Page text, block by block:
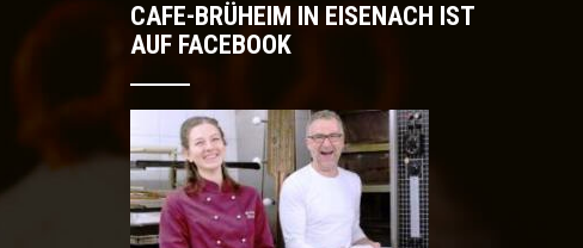
CAFE-BRÜHEIM IN EISENACH IST
AUF FACEBOOK